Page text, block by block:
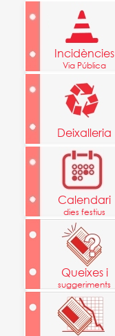
Incidències
Via Pública
Deixalleria
Calendari
dies festius
Queixes i
suggeriments